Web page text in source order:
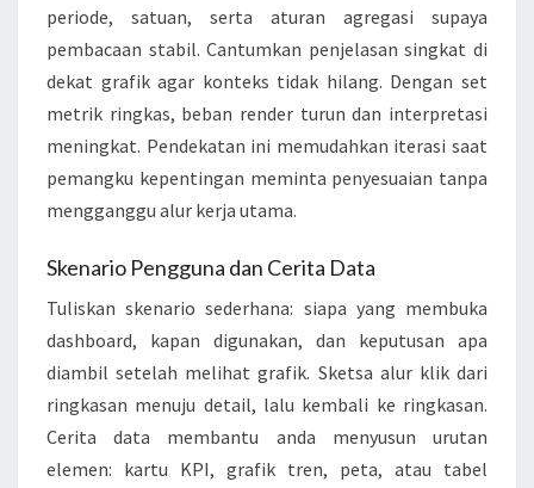
K
A
N
J
A
V
A
C
R
I
P
T
D
periode, satuan, serta aturan agregasi supaya
pembacaan stabil. Cantumkan penjelasan singkat di
dekat grafik agar konteks tidak hilang. Dengan set
metrik ringkas, beban render turun dan interpretasi
meningkat. Pendekatan ini memudahkan iterasi saat
pemangku kepentingan meminta penyesuaian tanpa
mengganggu alur kerja utama.
Skenario Pengguna dan Cerita Data
Tuliskan skenario sederhana: siapa yang membuka
dashboard, kapan digunakan, dan keputusan apa
diambil setelah melihat grafik. Sketsa alur klik dari
ringkasan menuju detail, lalu kembali ke ringkasan.
Cerita data membantu anda menyusun urutan
elemen: kartu KPI, grafik tren, peta, atau tabel